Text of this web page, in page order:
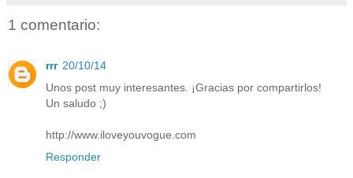
1 comentario:
rrr 20/10/14
Unos post muy interesantes. ¡Gracias por compartirlos!
Un saludo ;)
http://www.iloveyouvogue.com
Responder